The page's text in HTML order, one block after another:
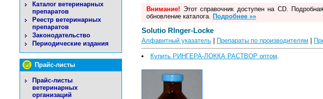
Каталог ветеринарных
препаратов
Реестр ветеринарных
препаратов
Законодательство
Периодические издания
Прайс-листы
Прайс-листы
ветеринарных
организаций
Внимание! Этот справочник доступен на CD.
обновление каталога. Подробнее »»
Solutio Rlnger-Locke
Алфавитный указатель Препараты по производителям
Купить РИНГЕРА-ЛОККА РАСТВОР оптом